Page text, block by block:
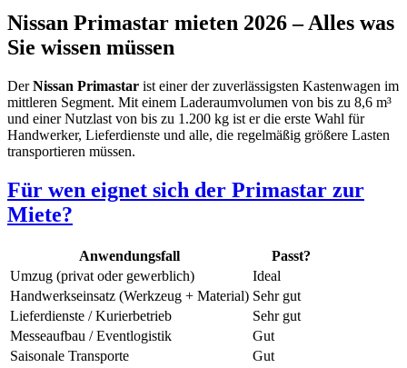
Nissan Primastar mieten 2026 – Alles was
Sie wissen müssen
DerNissan Primastar ist einer der zuverlässigsten Kastenwagen im
mittleren Segment. Mit einem Laderaumvolumen von bis zu 8,6 m³
und einer Nutzlast von bis zu 1.200 kg ist er die erste Wahl für
Handwerker, Lieferdienste und alle, die regelmäßig größere Lasten
transportieren müssen.
Für wen eignet sich der Primastar zur
Miete?
Anwendungsfall
Passt?
Umzug (privat oder gewerblich)
Ideal
Handwerkseinsatz (Werkzeug + Material) Sehr gut
Lieferdienste / Kurierbetrieb
Sehr gut
Messeaufbau / Eventlogistik
Gut
Saisonale Transporte
Gut